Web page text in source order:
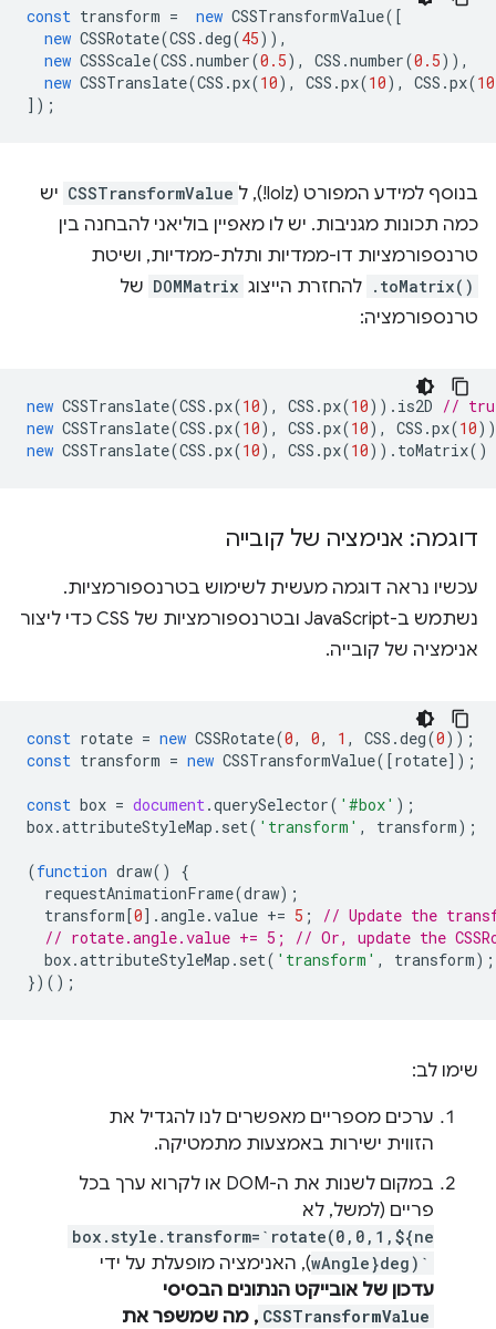
const transform = new CSSTransformValue([
new CSSRotate(CSS .deg(45)),
new CSSScale(CSS .number(0.5), CSS .number(0.5)),
new CSSTranslate(CSS .px(10), CSS .px(10), CSS .px(10
]);
בנוסף למידע המפורט (lolz!), ל CSSTransformValue יש
כמה תכונות מגניבות. יש לו מאפיין בוליאני להבחנה בין
טרנספורמציות דו-ממדיות ותלת-ממדיות, ושיטת
.toMatrix() להחזרת הייצוג DOMMatrix של
טרנספורמציה:
new CSSTranslate(CSS .px(10), CSS .px(10)). is2D //
new CSSTranslate(CSS .px(10), CSS .px(10), CSS .px(10
new CSSTranslate(CSS .px(10), CSS .px(10)). toMatrix()
דוגמה: אנימציה של קובייה
עכשיו נראה דוגמה מעשית לשימוש בטרנספורמציות.
נשתמש ב-JavaScript ובטרנספורמציות של CSS כדי ליצור
אנימציה של קובייה.
const rotate = new CSSRotate(0, 0, 1 , CSS .deg(0));
const transform = new CSSTransformValue([rotate]);
const box = document.querySelector( '#box' );
box.attributeStyleMap . set( 'transform' , transform);
(function draw()
{
requestAnimationFrame(draw);
transform[0].angle.value += 5 ;
// Update the
// rotate.angle.value += 5; // Or, update the
box.attributeStyleMap . set( 'transform' , transform);
})();
שימו לב:
ערכים מספריים מאפשרים לנו להגדיל את
הזווית ישירות באמצעות מתמטיקה.
במקום לשנות את ה-DOM או לקרוא ערך בכל
פריים (למשל, לא
box.style.transform=`rotate(0,0,1,${ne
wAngle}deg)`), האנימציה מופעלת על ידי
עדכון של אובייקט הנתונים הבסיסי
CSSTransformValue , מה שמשפר את